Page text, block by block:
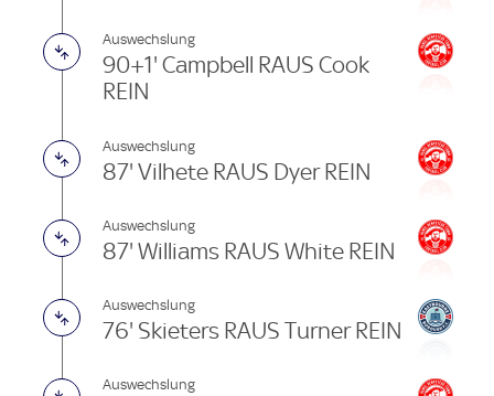
Auswechslung
90+1' Campbell RAUS Cook
REIN
Auswechslung
87' Vilhete RAUS Dyer REIN
Auswechslung
87' Williams RAUS White REIN
Auswechslung
76' Skieters RAUS Turner REIN
Auswechslung